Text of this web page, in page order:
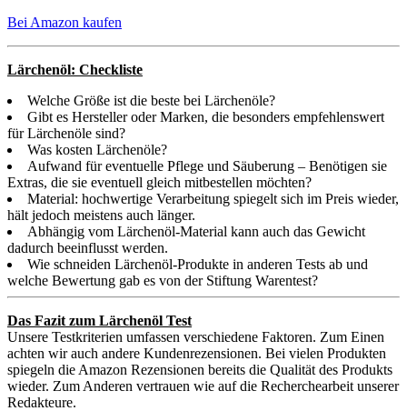
Bei Amazon kaufen
Lärchenöl: Checkliste
Welche Größe ist die beste bei Lärchenöle?
Gibt es Hersteller oder Marken, die besonders empfehlenswert
für Lärchenöle sind?
Was kosten Lärchenöle?
Aufwand für eventuelle Pflege und Säuberung – Benötigen sie
Extras, die sie eventuell gleich mitbestellen möchten?
Material: hochwertige Verarbeitung spiegelt sich im Preis wieder,
hält jedoch meistens auch länger.
Abhängig vom Lärchenöl-Material kann auch das Gewicht
dadurch beeinflusst werden.
Wie schneiden Lärchenöl-Produkte in anderen Tests ab und
welche Bewertung gab es von der Stiftung Warentest?
Das Fazit zum Lärchenöl Test
Unsere Testkriterien umfassen verschiedene Faktoren. Zum Einen
achten wir auch andere Kundenrezensionen. Bei vielen Produkten
spiegeln die Amazon Rezensionen bereits die Qualität des Produkts
wieder. Zum Anderen vertrauen wie auf die Recherchearbeit unserer
Redakteure.